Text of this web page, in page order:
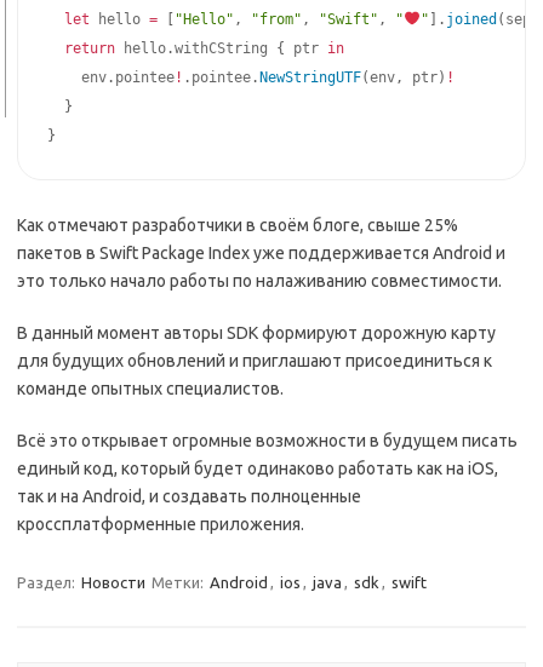
let hello = [ "Hello" , "from" , "Swift" , " " ] . joined (
return hello .withCString { ptr in
    env
. pointee ! . pointee .NewStringUTF(env , ptr) !
}
}
Как отмечают разработчики в своём блоге, свыше 25%
пакетов в Swift Package Index уже поддерживается Android и
это только начало работы по налаживанию совместимости.
В данный момент авторы SDK формируют дорожную карту
для будущих обновлений и приглашают присоединиться к
команде опытных специалистов.
Всё это открывает огромные возможности в будущем писать
единый код, который будет одинаково работать как на iOS,
так и на Android, и создавать полноценные
кроссплатформенные приложения.
Раздел: Новости Метки: Android ios java sdk swift